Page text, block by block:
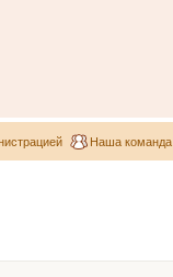
Наша команда